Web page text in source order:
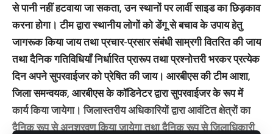
से पानी नहीं हटवाया जा सकता, उन स्थानों पर लार्वी साइड का छिड़काव
करना होगा। टीम द्वारा स्थानीय लोगों को डेंगू से बचाव के उपाय हेतु
जागरूक किया जाय तथा प्रचार-प्रसार संबंधी साम्रगी वितरित की जाय
तथा दैनिक गतिविधियाँ निर्धारित प्रारूप तथा प्रश्नोत्तरी भरकर प्रत्येक
दिन अपने सुपरवाईजर को प्रेषित की जाय। आरबीएस की टीम आशा,
जिला समन्वयक, आरबीएस के कॉडिनेटर द्वारा सुपरवाईजर के रूप में
कार्य किया जायेगा। जिलास्तरीय अधिकारियों द्वारा आवंटित क्षेत्रों का
दैनिक रूप से अनुश्रवण किया जायेगा तथा दैनिक रूप से जिलाधिकारी